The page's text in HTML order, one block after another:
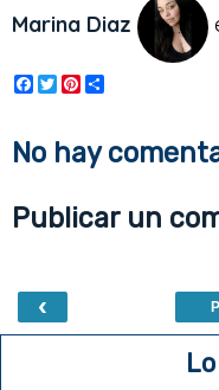
Marina Diaz
F
a
e
b
k
T
w
t
t
P
t
e
s
t
r
e
No hay
Publicar un
‹